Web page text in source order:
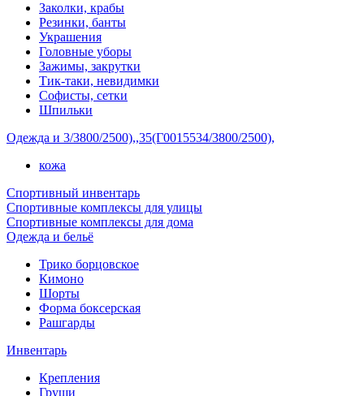
Заколки, крабы
Резинки, банты
Украшения
Головные уборы
Зажимы, закрутки
Тик-таки, невидимки
Софисты, сетки
Шпильки
Одежда и 3/3800/2500),,35(Г0015534/3800/2500),
кожа
Спортивный инвентарь
Спортивные комплексы для улицы
Спортивные комплексы для дома
Одежда и бельё
Трико борцовское
Кимоно
Шорты
Форма боксерская
Рашгарды
Инвентарь
Крепления
Груши